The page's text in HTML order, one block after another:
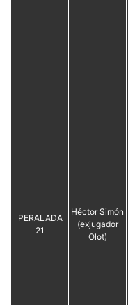
PERALADA
21
Héctor Simón
(exjugador
Olot)